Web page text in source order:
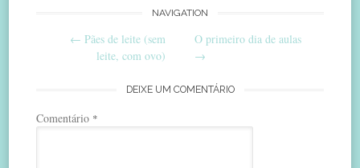
navigation
NAVIGATION
← Pães de leite (sem
leite, com ovo)
O primeiro dia de aulas
→
DEIXE UM COMENTÁRIO
Comentário *